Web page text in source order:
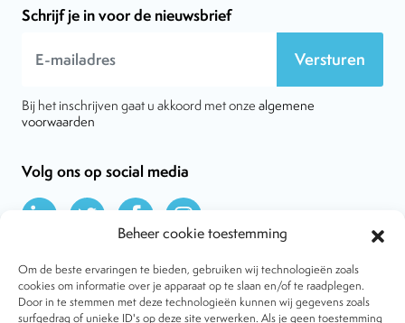
Beheer cookie toestemming
Om de beste ervaringen te bieden, gebruiken wij technologieën zoals
cookies om informatie over je apparaat op te slaan en/of te raadplegen.
Door in te stemmen met deze technologieën kunnen wij gegevens zoals
surfgedrag of unieke ID's op deze site verwerken. Als je geen toestemming
Schrijf je in voor de nieuwsbrief
Versturen
Bij het inschrijven gaat u akkoord met onze algemene
voorwaarden
Volg ons op social media
Over VtdK